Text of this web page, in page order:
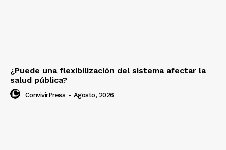
¿Puede una flexibilización del sistema afectar la
salud pública?
ConvivirPress - Agosto, 2026